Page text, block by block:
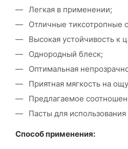
Легкая в применении;
Отличные тиксотропные
Высокая устойчивость к
Однородный блеск;
Оптимальная
Приятная мягкость на
Предлагаемое
Пасты для
Способ применения: